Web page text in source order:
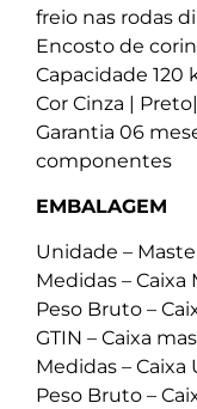
freio nas rodas
Encosto de
Capacidade 120
Cor Cinza |
Garantia 06
componentes
EMBALAGEM
Unidade –
Medidas – Caixa
Peso Bruto –
GTIN – Caixa
Medidas – Caixa
Peso Bruto –